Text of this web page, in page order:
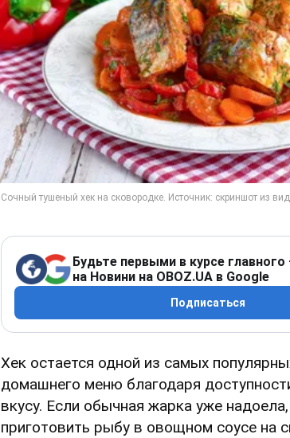
Будьте первыми в курсе
на Новини на OBOZ.UA в Google
Подписаться
Хек остается одной из самых
домашнего меню благодаря
вкусу. Если обычная жарка уже
приготовить рыбу в овощном соусе на